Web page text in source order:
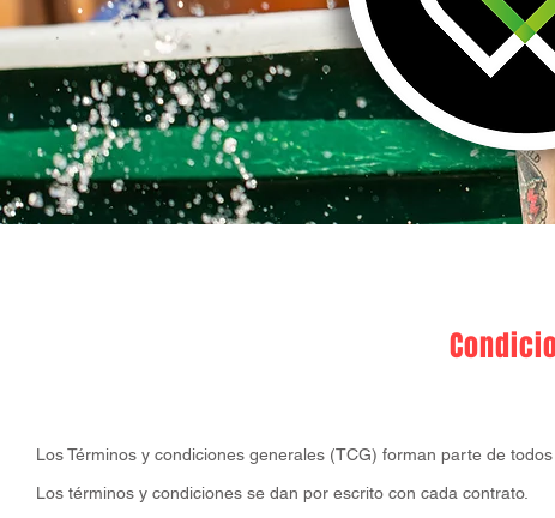
Los Términos y condiciones generales (TCG) forman parte de
Los términos y condiciones se dan por escrito con cada contrato.